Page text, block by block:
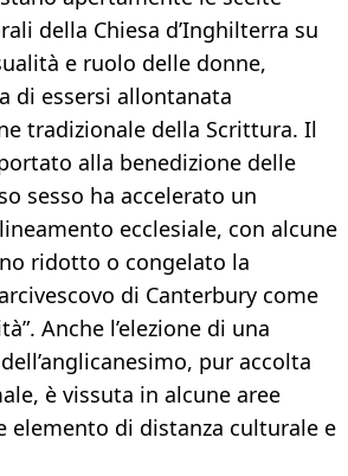
della Chiesa d’Inghilterra su
e ruolo delle donne,
di essersi allontanata
tradizionale della Scrittura. Il
alla benedizione delle
sesso ha accelerato un
ecclesiale, con alcune
ridotto o congelato la
di Canterbury come
Anche l’elezione di una
pur accolta
è vissuta in alcune aree
elemento di distanza culturale e